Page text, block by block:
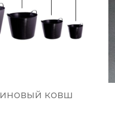
ковш